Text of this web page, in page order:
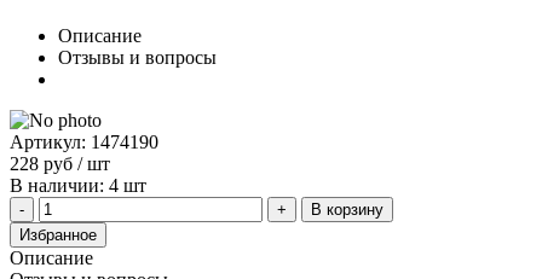
Описание
Отзывы и вопросы
Артикул: 1474190
228 руб / шт
В наличии: 4 шт
В корзину
Избранное
Описание